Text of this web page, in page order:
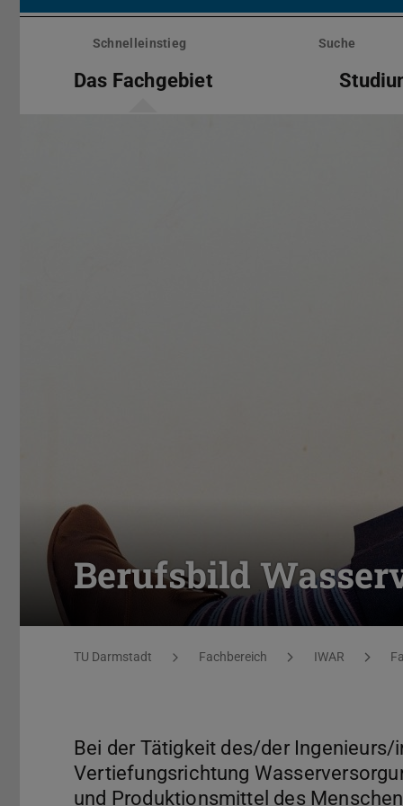
Menü
überspringenSchnelleinstieg Suche
Das Fachgebiet
Berufsbild
Sie befinden sich hier:
TU Darmstadt Fachbereich IWAR
Bei der Tätigkeit des/der
Vertiefungsrichtung
und Produktionsmittel des